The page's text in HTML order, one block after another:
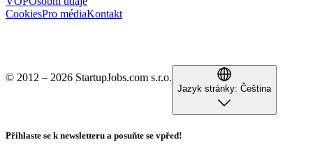
CookiesPro médiaKontakt
© 2012 – 2026 StartupJobs.com s.r.o.
Jazyk stránky: Čeština
Přihlaste se k newsletteru a posuňte se vpřed!